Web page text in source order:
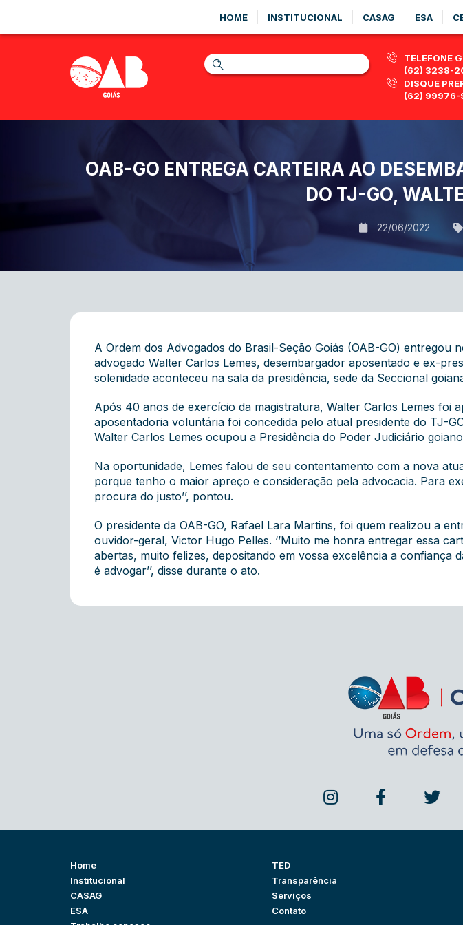
HOME INSTITUCIONAL CASAG ESA
TELEFONE
(62) 3238-
DISQUE
(62)
OAB-GO ENTREGA CARTEIRA AO
DO TJ-GO,
22/06/2022
A Ordem dos Advogados do Brasil-Seção Goiás (OAB-GO)
advogado Walter Carlos Lemes, desembargador aposentado e ex-
solenidade aconteceu na sala da presidência, sede da Seccional
Após 40 anos de exercício da magistratura, Walter Carlos Lemes foi
aposentadoria voluntária foi concedida pelo atual presidente do TJ-
Walter Carlos Lemes ocupou a Presidência do Poder Judiciário
Na oportunidade, Lemes falou de seu contentamento com a nova
porque tenho o maior apreço e consideração pela advocacia. Para
procura do justo’’, pontou.
O presidente da OAB-GO, Rafael Lara Martins, foi quem realizou a
ouvidor-geral, Victor Hugo Pelles. ‘’Muito me honra entregar essa
abertas, muito felizes, depositando em vossa excelência a confiança
é advogar’’, disse durante o ato.
Home
Institucional
CASAG
ESA
TED
Transparência
Serviços
Contato